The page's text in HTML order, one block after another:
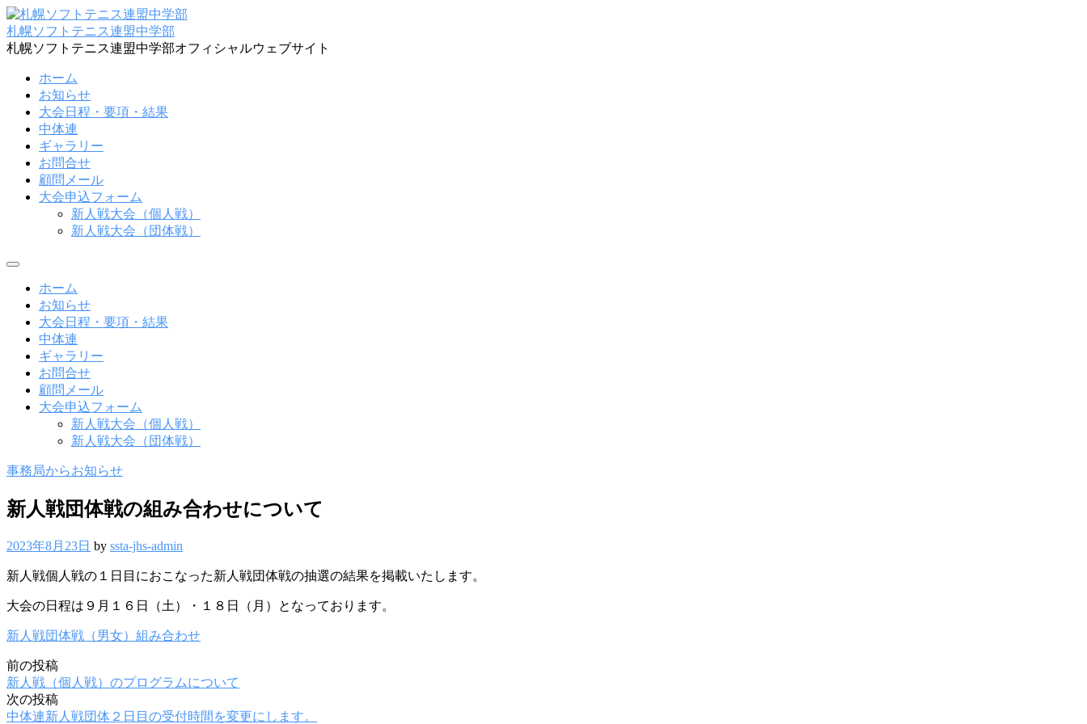
コ
ン
テ
札幌ソフトテニス連盟中学部
札幌ソフトテニス連盟中学部オフィシャルウェブサイト
ホーム
お知らせ
大会日程・要項・結果
中体連
ギャラリー
お問合せ
顧問メール
大会申込フォーム
新人戦大会（個人戦）
新人戦大会（団体戦）
メ
ホーム
お知らせ
大会日程・要項・結果
中体連
ギャラリー
お問合せ
顧問メール
大会申込フォーム
新人戦大会（個人戦）
新人戦大会（団体戦）
事務局からお知らせ
新人戦団体戦の組み合わせについて
2023年8月23日 by ssta-jhs-admin
新人戦個人戦の１日目におこなった新人戦団体戦の抽選の結果を掲載いたします。
大会の日程は９月１６日（土）・１８日（月）となっております。
新人戦団体戦（男女）組み合わせ
投
稿
前の投稿
新人戦（個人戦）のプログラムについて
次の投稿
中体連新人戦団体２日目の受付時間を変更にします。